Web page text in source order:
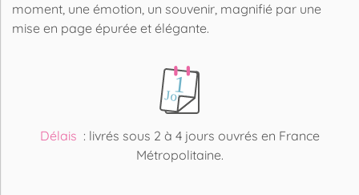
moment, une émotion, un souvenir, magnifié par une
mise en page épurée et élégante.
Délais : livrés sous 2 à 4 jours ouvrés en France
Métropolitaine.